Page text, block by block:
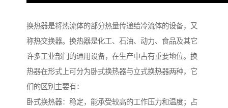
换热器是将热流体的部分热量传递给冷流体的设备，又
称热交换器。换热器是化工、石油、动力、食品及其它
许多工业部门的通用设备，在生产中占有重要地位。换
热器在形式上可分为卧式换热器与立式换热器两种，它
们的区别主要有：
卧式换热器：稳定，能承受较高的工作压力和温度；占